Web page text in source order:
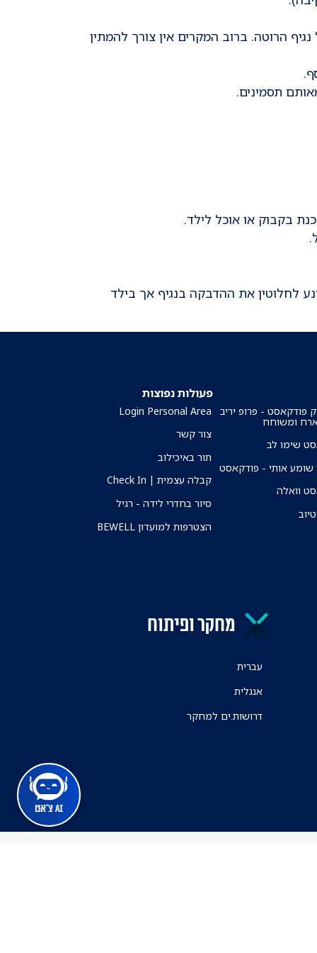
AI צ'אט
לבדוק נוכחות של חיידק או טפיל (תשובה תוך כ-7-5 ימים) או של נגיף הרוטה. ברוב המקרים אין צורך להמתין
תסמינים.
בקבוק או אוכל לילד.
(3 מנות, עד גיל 8 חודשים). חיסון זה אינו מונע לחלוטין את ההדבקה בנגיף אך בילד
פודקאסט - פרופ יריב
ומשוחח
שימו לב
שומע אותי - פודקאסט
וואלה
פעולות נפוצות
Login Personal Area
צור קשר
תור באיכילוב
קבלה עצמית | Check In
סיור בחדרי לידה - רגיל
הצטרפות למועדון BEWELL
מחקר ופיתוח
עברית
אנגלית
דרושות.ים למחקר